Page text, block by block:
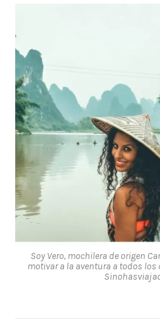
Soy Vero, mochilera de origen
motivar a la aventura a todos los